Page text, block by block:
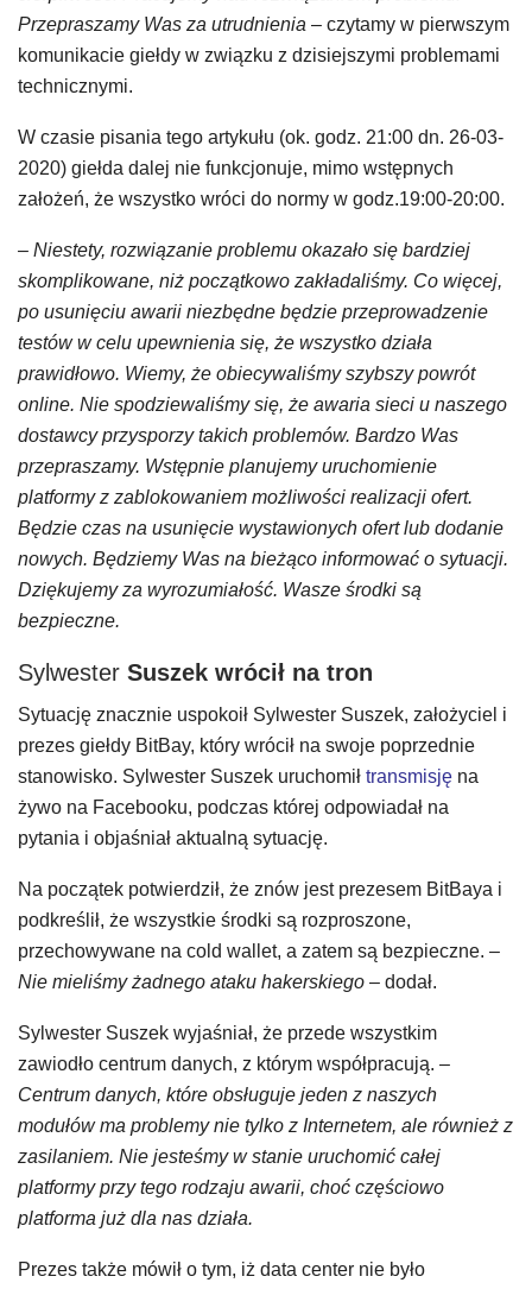
Przepraszamy Was za utrudnienia – czytamy w pierwszym
komunikacie giełdy w związku z dzisiejszymi problemami
technicznymi.
W czasie pisania tego artykułu (ok. godz. 21:00 dn. 26-03-
2020) giełda dalej nie funkcjonuje, mimo wstępnych
założeń, że wszystko wróci do normy w godz.19:00-20:00.
– Niestety, rozwiązanie problemu okazało się bardziej
skomplikowane, niż początkowo zakładaliśmy. Co więcej,
po usunięciu awarii niezbędne będzie przeprowadzenie
testów w celu upewnienia się, że wszystko działa
prawidłowo. Wiemy, że obiecywaliśmy szybszy powrót
online. Nie spodziewaliśmy się, że awaria sieci u naszego
dostawcy przysporzy takich problemów. Bardzo Was
przepraszamy. Wstępnie planujemy uruchomienie
platformy z zablokowaniem możliwości realizacji ofert.
Będzie czas na usunięcie wystawionych ofert lub dodanie
nowych. Będziemy Was na bieżąco informować o sytuacji.
Dziękujemy za wyrozumiałość. Wasze środki są
bezpieczne.
Sylwester Suszek wrócił na tron
Sytuację znacznie uspokoił Sylwester Suszek, założyciel i
prezes giełdy BitBay, który wrócił na swoje poprzednie
stanowisko. Sylwester Suszek uruchomił transmisję na
żywo na Facebooku, podczas której odpowiadał na
pytania i objaśniał aktualną sytuację.
Na początek potwierdził, że znów jest prezesem BitBaya i
podkreślił, że wszystkie środki są rozproszone,
przechowywane na cold wallet, a zatem są bezpieczne. –
Nie mieliśmy żadnego ataku hakerskiego – dodał.
Sylwester Suszek wyjaśniał, że przede wszystkim
zawiodło centrum danych, z którym współpracują. –
Centrum danych, które obsługuje jeden z naszych
modułów ma problemy nie tylko z Internetem, ale również z
zasilaniem. Nie jesteśmy w stanie uruchomić całej
platformy przy tego rodzaju awarii, choć częściowo
platforma już dla nas działa.
Prezes także mówił o tym, iż data center nie było